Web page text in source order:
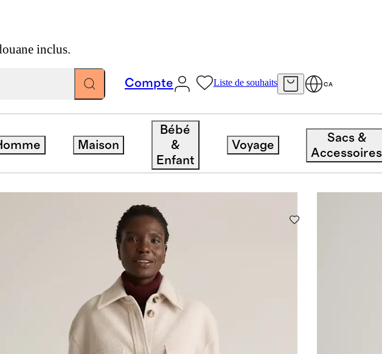
inclus.
Compte Liste de souhaits CA
Maison
Bébé
&
Enfant
Voyage
Sacs &
Accessoires
4 articles Trier